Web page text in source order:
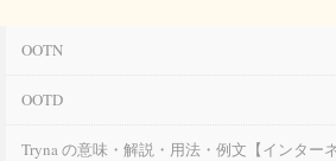
OOTN
OOTD
Tryna の意味・解説・用法・例文【インター